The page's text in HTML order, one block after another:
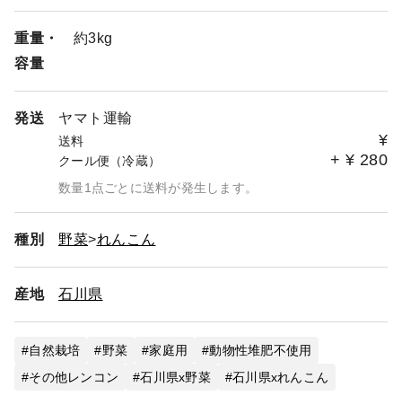
重量・
容量
約3kg
発送 ヤマト運輸
送料 ¥
クール便（冷蔵） + ¥ 280
数量1点ごとに送料が発生します。
種別 野菜 れんこん
産地 石川県
自然栽培 野菜 家庭用
動物性堆肥不使用
その他レンコン
石川県x野菜 石川県xれんこん